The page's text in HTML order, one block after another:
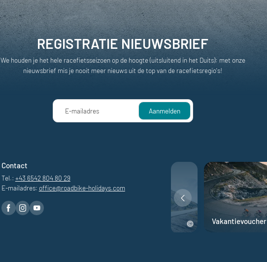
REGISTRATIE NIEUWSBRIEF
We houden je het hele racefietsseizoen op de hoogte (uitsluitend in het Duits): met onze
nieuwsbrief mis je nooit meer nieuws uit de top van de racefietsregio's!
E-mailadres Aanmelden
Contact
Tel.: +43 6542 804 80 29
E-mailadres: office@roadbike-holidays.com
Vakantievoucher